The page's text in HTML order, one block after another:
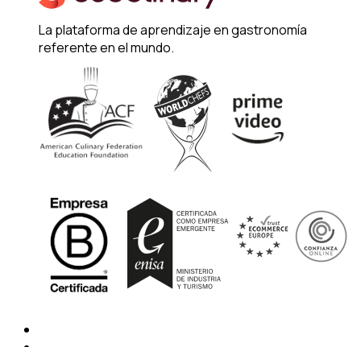
La plataforma de aprendizaje en gastronomía
referente en el mundo.